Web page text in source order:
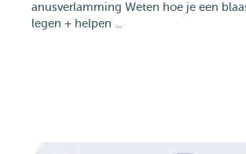
anusverlamming Weten hoe je een
legen + helpen ...